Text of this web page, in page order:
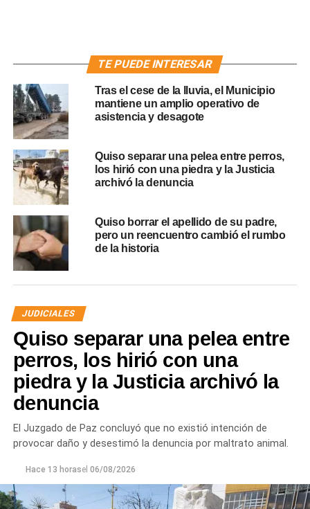
TE PUEDE INTERESAR
Tras el cese de la lluvia, el Municipio
mantiene un amplio operativo de
asistencia y desagote
Quiso separar una pelea entre perros,
los hirió con una piedra y la Justicia
archivó la denuncia
Quiso borrar el apellido de su padre,
pero un reencuentro cambió el rumbo
de la historia
JUDICIALES
Quiso separar una pelea entre
perros, los hirió con una
piedra y la Justicia archivó la
denuncia
El Juzgado de Paz concluyó que no existió intención de
provocar daño y desestimó la denuncia por maltrato animal.
Hace 13 horasel 06/08/2026